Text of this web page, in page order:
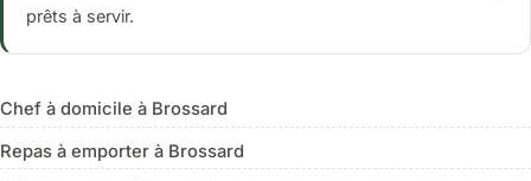
prêts à servir.
Chef à domicile à Brossard
Repas à emporter à Brossard